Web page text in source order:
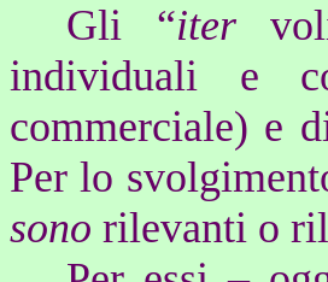
Gli “iter
individuali e
commerciale) e
Per lo
sono rilevanti o